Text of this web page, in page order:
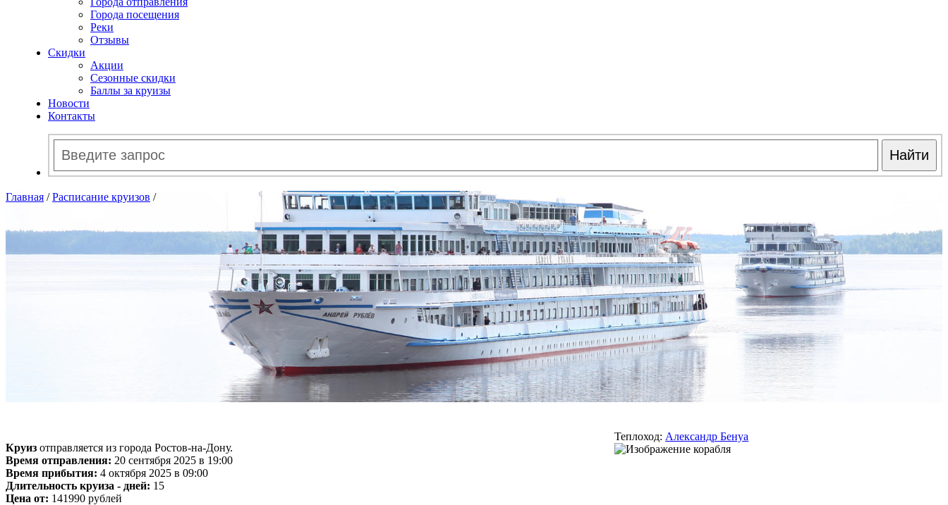
Города посещения
Реки
Отзывы
Скидки
Акции
Сезонные скидки
Баллы за круизы
Новости
Контакты
Главная /Расписание круизов /
Круиз отправляется из города Ростов-на-Дону.
Время отправления: 20 сентября 2025 в 19:00
Время прибытия: 4 октября 2025 в 09:00
Длительность круиза - дней: 15
Цена от: 141990 рублей
Теплоход: Александр Бенуа